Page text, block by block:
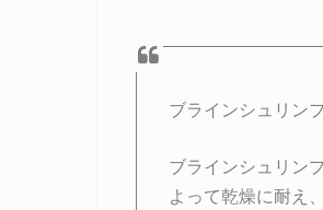
ブラインシュリン
ブラインシュリン
よって乾燥に耐え